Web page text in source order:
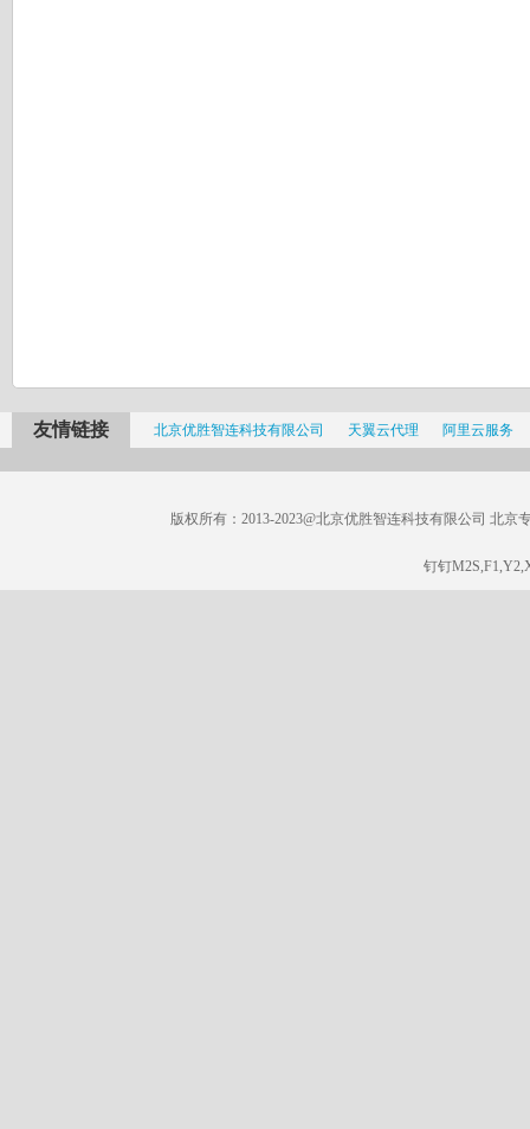
友情链接 北京优胜智连科技有限公司 天翼云代理 阿里云服务
版权所有：2013-2023@北京优胜智连科技有限公司 北京
钉钉